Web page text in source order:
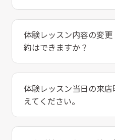
体験レッスン内容の変
約はできますか？
体験レッスン当日の来
えてください。